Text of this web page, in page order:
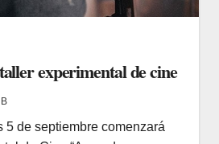
experimental de cine
5 de septiembre comenzará